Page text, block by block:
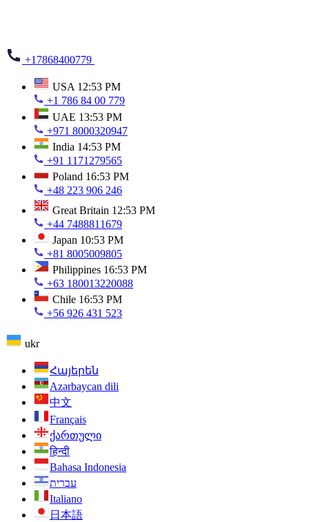
+17868400779
USA 12:53 PM
+1 786 84 00 779
UAE 13:53 PM
+971 8000320947
India 14:53 PM
+91 1171279565
Poland 16:53 PM
+48 223 906 246
Great Britain 12:53 PM
+44 7488811679
Japan 10:53 PM
+81 8005009805
Philippines 16:53 PM
+63 180013220088
Chile 16:53 PM
+56 926 431 523
ukr
Հայերեն
Azərbaycan dili
中文
Français
ქართული
हिन्दी
Bahasa Indonesia
עברית
Italiano
日本語